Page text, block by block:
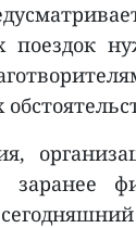
поездок
заранее